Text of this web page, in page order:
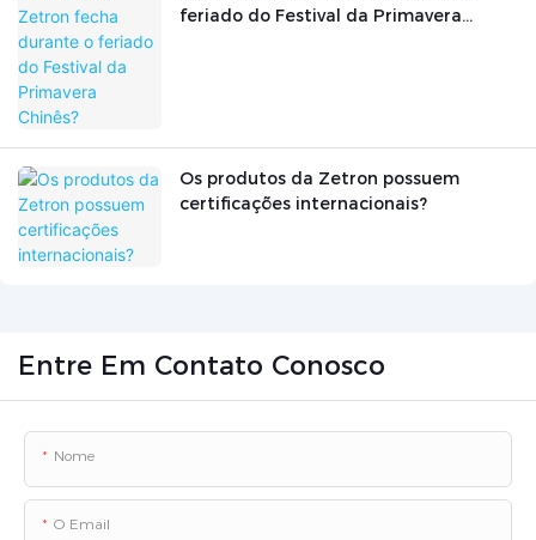
feriado do Festival da Primavera
Os produtos da Zetron possuem
certificações internacionais?
Entre Em Contato Conosco
Nome
O Email